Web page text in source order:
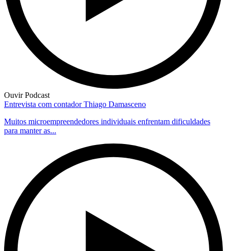
Ouvir Podcast
Entrevista com contador Thiago Damasceno
Muitos microempreendedores individuais enfrentam dificuldades
para manter as...